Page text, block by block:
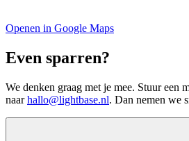
Openen in Google Maps
Even sparren?
We denken graag met je mee. Stuur een
naar hallo@lightbase.nl. Dan nemen we